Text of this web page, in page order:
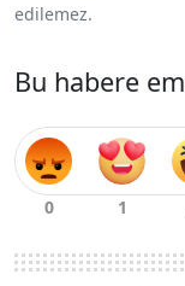
edilemez.
Bu habere